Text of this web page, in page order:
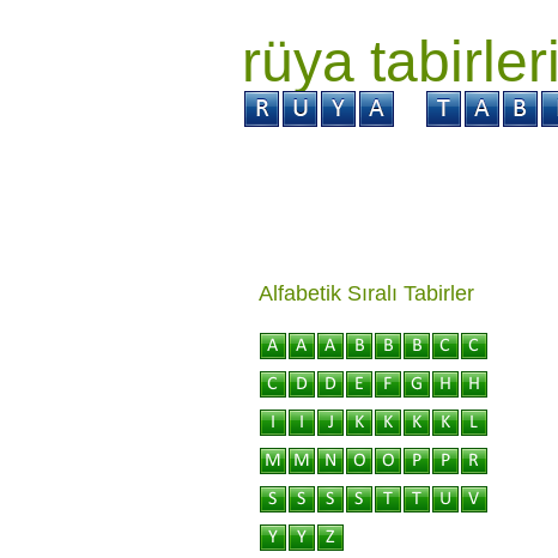
rüya tabirleri
Alfabetik Sıralı Tabirler